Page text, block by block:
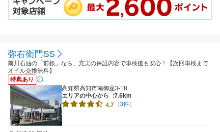
弥右衛門SS
前川石油の「前検」なら、充実の保証内容で車検後も安心！【次回車検まで
オイル交換無料】
特典あり
高知県高知市南御座3-18
エリアの中心から
:7.6km
4.7 （3件）